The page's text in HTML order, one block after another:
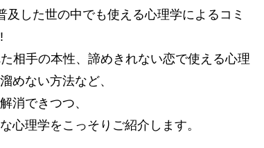
した世の中でも使える心理学によるコミ
相手の本性、諦めきれない恋で使える心理
めない方法など、
消できつつ、
心理学をこっそりご紹介します。